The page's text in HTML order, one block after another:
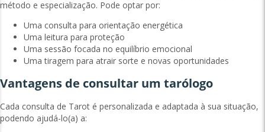
método e especialização. Pode optar por:
Uma consulta para orientação energética
Uma leitura para proteção
Uma sessão focada no equilíbrio emocional
Uma tiragem para atrair sorte e novas oportunidades
Vantagens de consultar um tarólogo
Cada consulta de Tarot é personalizada e adaptada à sua situação,
podendo ajudá-lo(a) a: